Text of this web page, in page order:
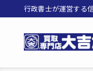
行政書士が運営する